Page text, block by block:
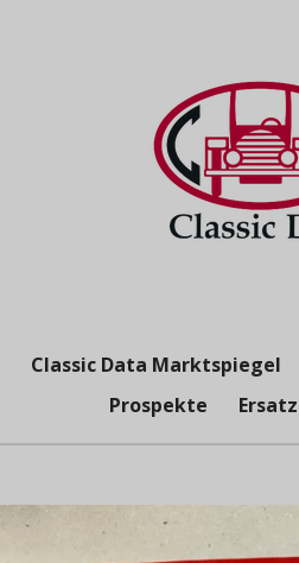
Classic Data Marktspiegel
Prospekte